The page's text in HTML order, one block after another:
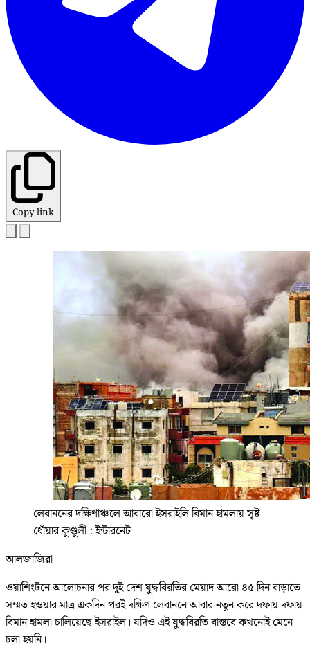
Copy link
লেবাননের দক্ষিণাঞ্চলে আবারো ইসরাইলি বিমান হামলায় সৃষ্ট
ধোঁয়ার কুণ্ডুলী : ইন্টারনেট
আলজাজিরা
ওয়াশিংটনে আলোচনার পর দুই দেশ যুদ্ধবিরতির মেয়াদ আরো ৪৫ দিন বাড়াতে
সম্মত হওয়ার মাত্র একদিন পরই দক্ষিণ লেবাননে আবার নতুন করে দফায় দফায়
বিমান হামলা চালিয়েছে ইসরাইল। যদিও এই যুদ্ধবিরতি বাস্তবে কখনোই মেনে
চলা হয়নি।